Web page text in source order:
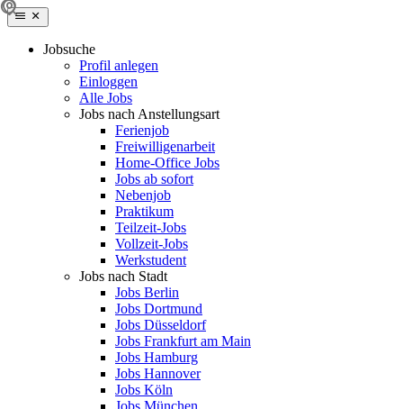
Jobsuche
Profil anlegen
Einloggen
Alle Jobs
Jobs nach Anstellungsart
Ferienjob
Freiwilligenarbeit
Home-Office Jobs
Jobs ab sofort
Nebenjob
Praktikum
Teilzeit-Jobs
Vollzeit-Jobs
Werkstudent
Jobs nach Stadt
Jobs Berlin
Jobs Dortmund
Jobs Düsseldorf
Jobs Frankfurt am Main
Jobs Hamburg
Jobs Hannover
Jobs Köln
Jobs München